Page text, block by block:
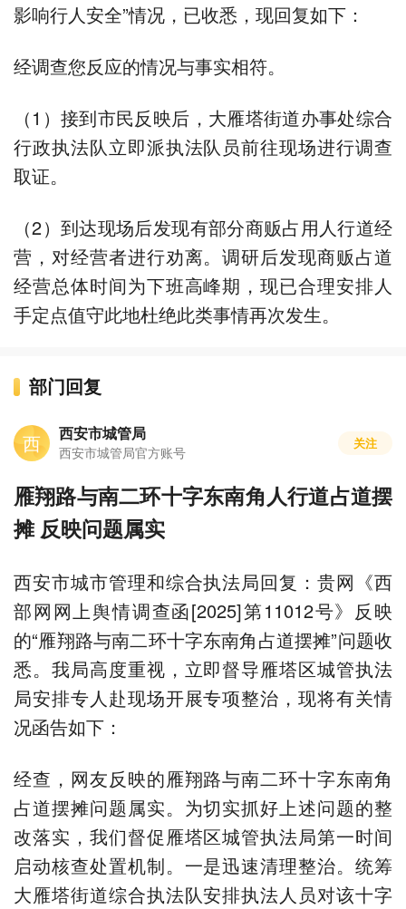
影响行人安全”情况，已收悉，现回复如下：
经调查您反应的情况与事实相符。
（1）接到市民反映后，大雁塔街道办事处综合
行政执法队立即派执法队员前往现场进行调查
取证。
（2）到达现场后发现有部分商贩占用人行道经
营，对经营者进行劝离。调研后发现商贩占道
经营总体时间为下班高峰期，现已合理安排人
手定点值守此地杜绝此类事情再次发生。
部门回复
西 西安市城管局
西安市城管局官方账号
关注
雁翔路与南二环十字东南角人行道占道摆
摊 反映问题属实
西安市城市管理和综合执法局回复：贵网《西
部网网上舆情调查函[2025]第11012号》反映
的“雁翔路与南二环十字东南角占道摆摊”问题收
悉。我局高度重视，立即督导雁塔区城管执法
局安排专人赴现场开展专项整治，现将有关情
况函告如下：
经查，网友反映的雁翔路与南二环十字东南角
占道摆摊问题属实。为切实抓好上述问题的整
改落实，我们督促雁塔区城管执法局第一时间
启动核查处置机制。一是迅速清理整治。统筹
大雁塔街道综合执法队安排执法人员对该十字